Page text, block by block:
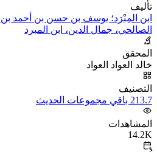
تأليف
ابن المِبْرَد؛ يوسف بن حسن بن أحمد
الصالحي، جمال الدين، ابن المبرد
المحقق
خالد العواد العواد
التصنيف
213.7 باقي مجموعات الحديث
المشاهدات
14.2K